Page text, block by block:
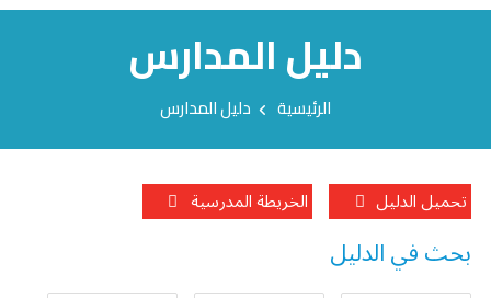
دليل المدارس
Breadcrumbالرئيسية دليل المدارس
تحميل الدليل الخريطة المدرسية
بحث في الدليل